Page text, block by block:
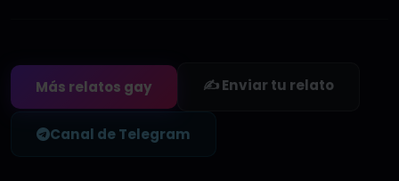
Más relatos gay ✍️ Enviar tu relato
Canal de Telegram